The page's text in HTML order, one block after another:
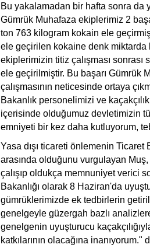
Bu yakalamadan bir hafta sonra da
Gümrük Muhafaza ekiplerimiz 2
ton 763 kilogram kokain ele
ele geçirilen kokaine denk miktarda
ekiplerimizin titiz çalışması
ele geçirilmiştir. Bu başarı Gümrük
çalışmasının neticesinde ortaya
Bakanlık personelimizi ve
içerisinde olduğumuz devletimizin
emniyeti bir kez daha kutluyorum,
Yasa dışı ticareti önlemenin Ticaret
arasında olduğunu vurgulayan
çalışıp oldukça memnuniyet verici
Bakanlığı olarak 8 Haziran'da
gümrüklerimizde ek tedbirlerin
genelgeyle güzergah bazlı analizlere
genelgenin uyuşturucu
katkılarının olacağına